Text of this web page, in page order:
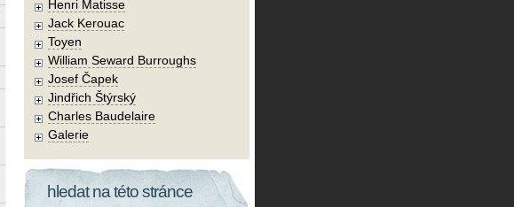
Henri Matisse
Jack Kerouac
Toyen
William Seward Burroughs
Josef Čapek
Jindřich Štýrský
Charles Baudelaire
Galerie
hledat na této stránce